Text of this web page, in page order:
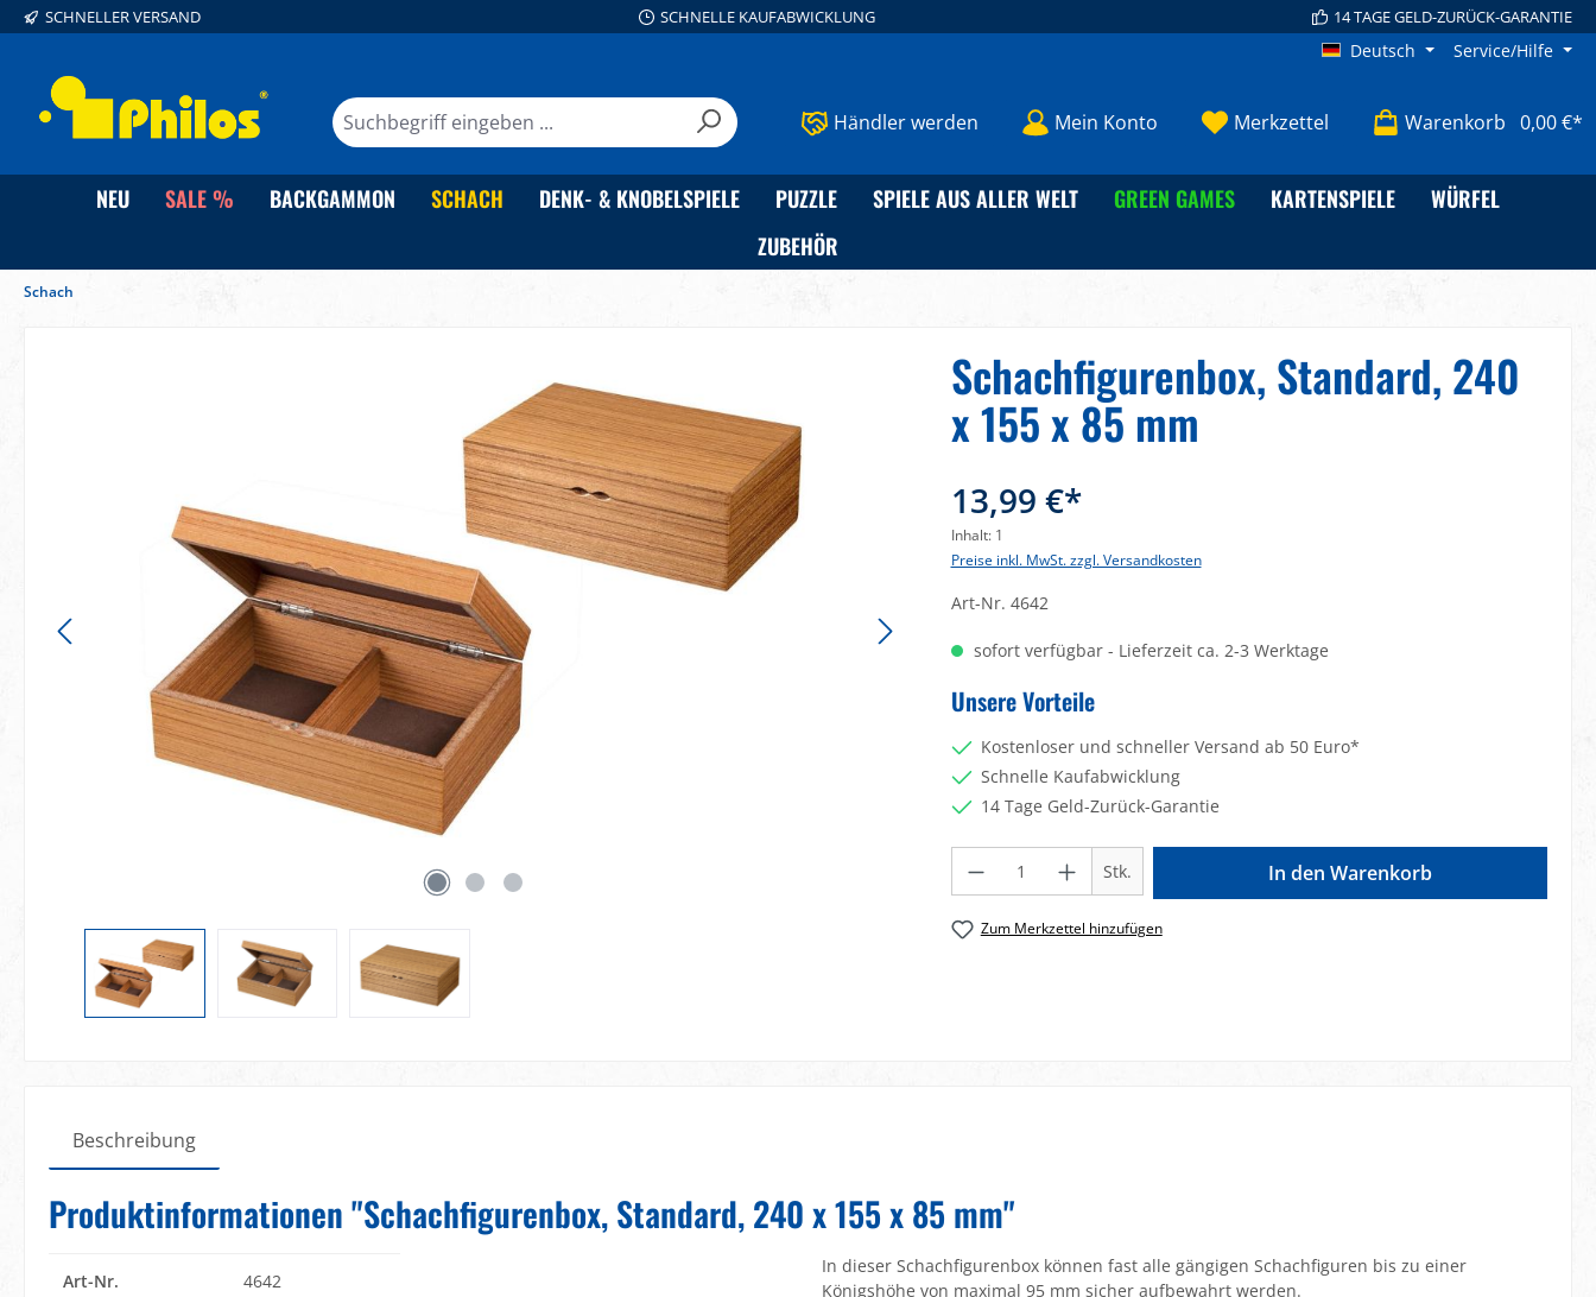
Zur Hauptnavigation springen
SCHNELLER VERSAND SCHNELLE KAUFABWICKLUNG 14 TAGE GELD-ZURÜCK-GARANTIE
Deutsch Service/Hilfe
Händler werden Mein Konto Merkzettel Warenkorb 0,00 €*
NEU SALE % BACKGAMMON SCHACH DENK- & KNOBELSPIELE PUZZLE SPIELE AUS ALLER WELT GREEN GAMES KARTENSPIELE
WÜRFEL
ZUBEHÖR
Schach
Schachfigurenbox, Standard, 240
x 155 x 85 mm
13,99 €*
Inhalt: 1
Preise inkl. MwSt. zzgl. Versandkosten
Art-Nr. 4642
sofort verfügbar - Lieferzeit ca. 2-3 Werktage
Unsere Vorteile
Kostenloser und schneller Versand ab 50 Euro*
Schnelle Kaufabwicklung
14 Tage Geld-Zurück-Garantie
Stk. In den Warenkorb
Zum Merkzettel hinzufügen
Beschreibung
Produktinformationen "Schachfigurenbox, Standard, 240 x 155 x 85 mm"
In dieser Schachfigurenbox können fast alle gängigen Schachfiguren bis zu einer
Königshöhe von maximal 95 mm sicher aufbewahrt werden.
Art-Nr. 4642